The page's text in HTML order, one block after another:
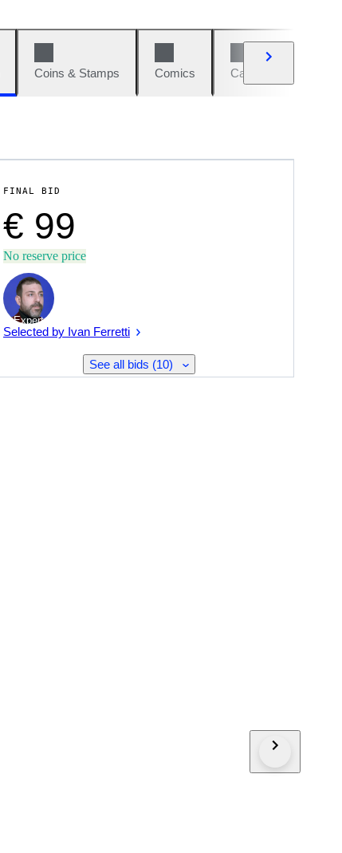
Coins & Stamps Comics Cars & Bikes
FINAL BID
€ 99
No reserve price
Expert
Selected by Ivan Ferretti
See all bids (10)